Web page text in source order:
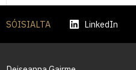
SÓISIALTA LinkedIn